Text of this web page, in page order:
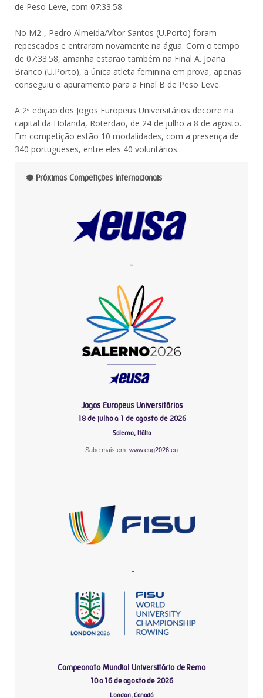
de Peso Leve, com 07:33.58.
No M2-, Pedro Almeida/Vítor Santos (U.Porto) foram
repescados e entraram novamente na água. Com o tempo
de 07:33.58, amanhã estarão também na Final A. Joana
Branco (U.Porto), a única atleta feminina em prova, apenas
conseguiu o apuramento para a Final B de Peso Leve.
A 2ª edição dos Jogos Europeus Universitários decorre na
capital da Holanda, Roterdão, de 24 de julho a 8 de agosto.
Em competição estão 10 modalidades, com a presença de
340 portugueses, entre eles 40 voluntários.
Próximas Competições Internacionais
-
Jogos Europeus Universitários
18 de julho a 1 de agosto de 2026
Salerno, Itália
Sabe mais em: www.eug2026.eu
-
-
Campeonato Mundial Universitário de Remo
10 a 16 de agosto de 2026
London, Canadá